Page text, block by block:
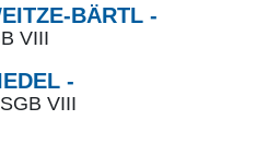
BÄRTL -
VIII
-
VIII